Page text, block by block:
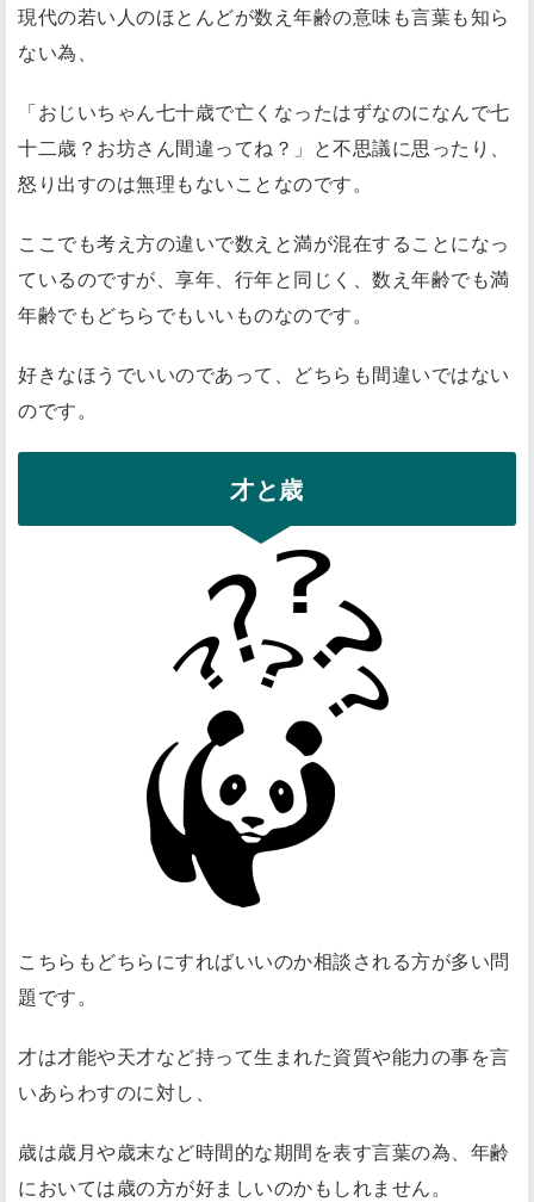
現代の若い人のほとんどが数え年齢の意味も言葉も知ら
ない為、
「おじいちゃん七十歳で亡くなったはずなのになんで七
十二歳？お坊さん間違ってね？」と不思議に思ったり、
怒り出すのは無理もないことなのです。
ここでも考え方の違いで数えと満が混在することになっ
ているのですが、享年、行年と同じく、数え年齢でも満
年齢でもどちらでもいいものなのです。
好きなほうでいいのであって、どちらも間違いではない
のです。
才と歳
こちらもどちらにすればいいのか相談される方が多い問
題です。
才は才能や天才など持って生まれた資質や能力の事を言
いあらわすのに対し、
歳は歳月や歳末など時間的な期間を表す言葉の為、年齢
においては歳の方が好ましいのかもしれません。